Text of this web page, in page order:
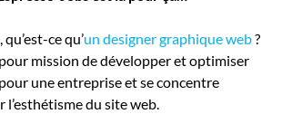
ce qu’un designer graphique web?
mission de développer et optimiser
une entreprise et se concentre
du site web.